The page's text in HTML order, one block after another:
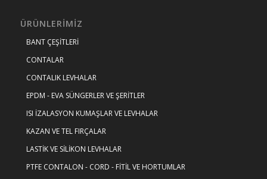
ÜRÜNLERIMIZ
BANT ÇEŞİTLERİ
CONTALAR
CONTALIK LEVHALAR
EPDM - EVA SÜNGERLER VE ŞERİTLER
ISI İZALASYON KUMAŞLAR VE LEVHALAR
KAZAN VE TEL FIRÇALAR
LASTİK VE SİLİKON LEVHALAR
PTFE CONTALON - CORD - FİTİL VE HORTUMLAR